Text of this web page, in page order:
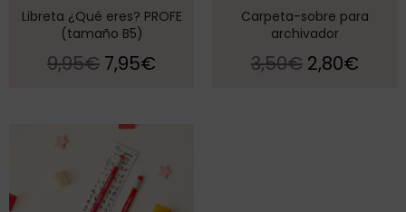
Libreta ¿Qué eres? PROFE
(tamaño B5)
9,95€ 7,95€
Carpeta-sobre para
archivador
3,50€ 2,80€